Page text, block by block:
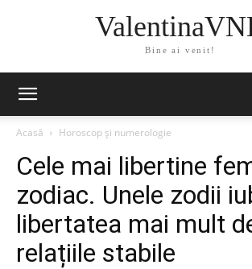
Bine ai venit!
Acasă Horoscop și numerologie
Cele mai libertine
zodiac. Unele zodii
libertatea mai mult
relațiile stabile